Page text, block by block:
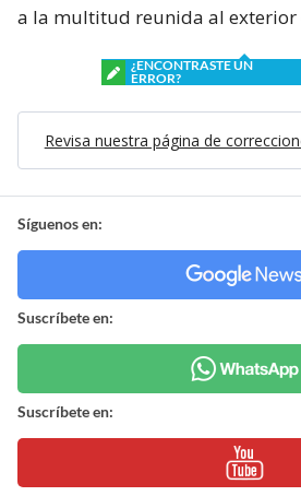
a la multitud reunida al exterior
¿ENCONTRASTE UN
ERROR?
Revisa nuestra página de
Síguenos en:
Suscríbete en:
Suscríbete en: